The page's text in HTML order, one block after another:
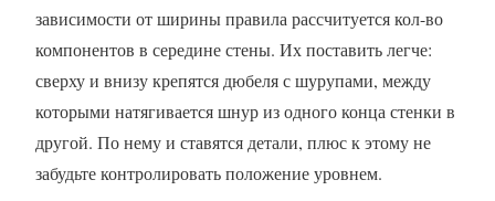
зависимости от ширины правила рассчитуется кол-во
компонентов в середине стены. Их поставить легче:
сверху и внизу крепятся дюбеля с шурупами, между
которыми натягивается шнур из одного конца стенки в
другой. По нему и ставятся детали, плюс к этому не
забудьте контролировать положение уровнем.